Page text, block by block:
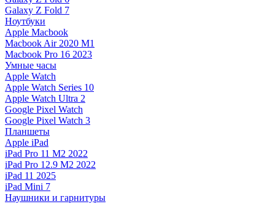
Galaxy Z Fold 7
Ноутбуки
Apple Macbook
Macbook Air 2020 M1
Macbook Pro 16 2023
Умные часы
Apple Watch
Apple Watch Series 10
Apple Watch Ultra 2
Google Pixel Watch
Google Pixel Watch 3
Планшеты
Apple iPad
iPad Pro 11 M2 2022
iPad Pro 12.9 M2 2022
iPad 11 2025
iPad Mini 7
Наушники и гарнитуры